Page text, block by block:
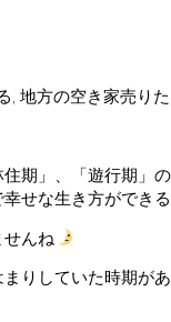
,地方の空き家売り
期」、「遊行期」
せな生き方ができる
んね
りしていた時期が